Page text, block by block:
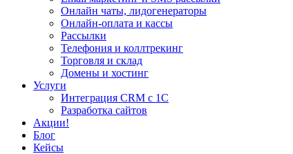
Онлайн чаты, лидогенераторы
Онлайн-оплата и кассы
Рассылки
Телефония и коллтрекинг
Торговля и склад
Домены и хостинг
Услуги
Интеграция CRM с 1С
Разработка сайтов
Акции!
Блог
Кейсы